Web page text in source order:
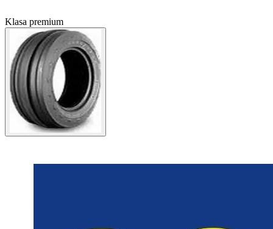
Klasa premium